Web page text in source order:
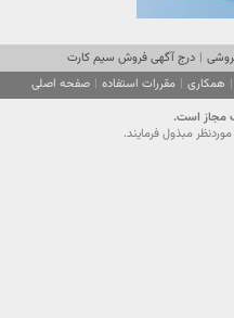
| درج آگهی فروش سیم کارت
| همکاری | مقررات استفاده | صفحه اصلی